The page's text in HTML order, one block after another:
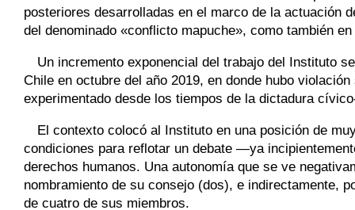
posteriores desarrolladas en el marco de la actuación
del denominado «conflicto mapuche», como también
Un incremento exponencial del trabajo del Instituto
Chile en octubre del año 2019, en donde hubo
experimentado desde los tiempos de la dictadura
El contexto colocó al Instituto en una posición de
condiciones para reflotar un debate —ya
derechos humanos. Una autonomía que se ve
nombramiento de su consejo (dos), e indirectamente,
de cuatro de sus miembros.